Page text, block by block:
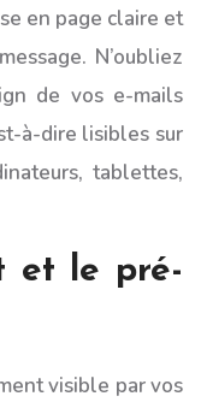
en page claire et
N’oubliez
de vos e-mails
à-dire lisibles sur
tablettes,
et le pré-
visible par vos